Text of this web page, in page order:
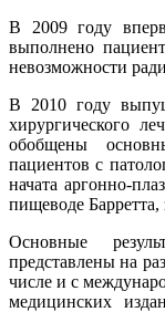
В 2009 году
выполнено
невозможности
В 2010 году
хирургического
обобщены
пациентов с
начата аргонно-
пищеводе
Основные
представлены на
числе и с
медицинских